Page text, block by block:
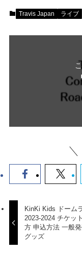
Travis Japan ライブ
KinKi Kids ドーム
2023-2024 チケッ
方 申込方法 一般
グッズ